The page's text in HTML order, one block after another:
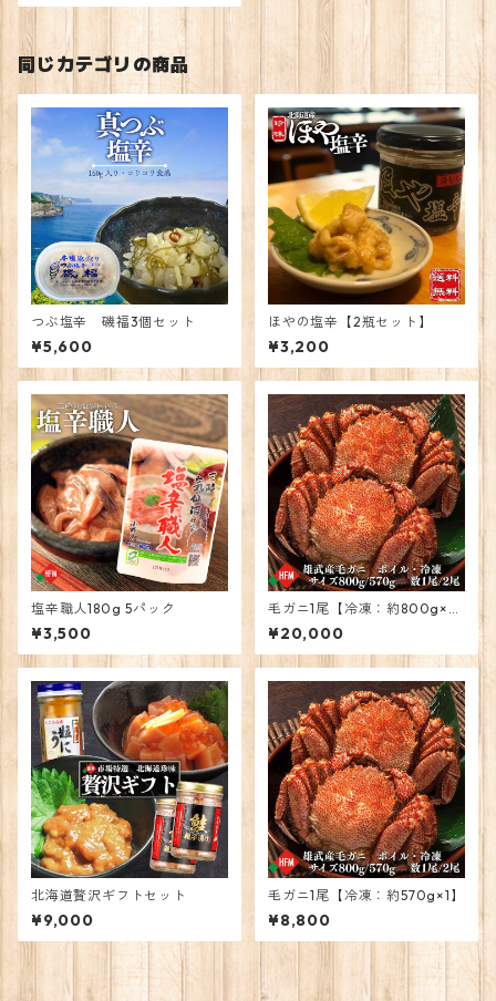
同じカテゴリの商品
つぶ塩辛 磯福3個セット
¥5,600
ほやの塩辛【2瓶セット】
¥3,200
塩辛職人180g 5パック
¥3,500
毛ガニ1尾【冷凍：約800g×
1】
¥20,000
北海道贅沢ギフトセット
¥9,000
毛ガニ1尾【冷凍：約570g×1】
¥8,800